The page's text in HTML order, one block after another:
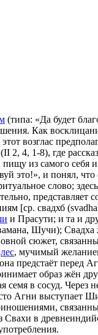
(типа: «Да будет
Как
возглас
2, 4, 1-8), где
из самого себя
это!», и понял, что
слово;
[ср. свадхб
и Прасути; и та и
Шучи);
сюжет,
лес, мучимый
предстаёт перед
образ жён
в сосуд. Через
Агни выступает
Свахи в